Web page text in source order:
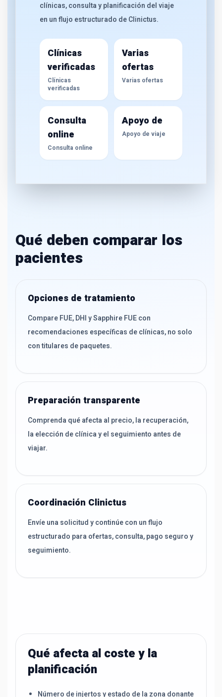
clínicas, consulta y planificación del viaje
en un flujo estructurado de Clinictus.
Clínicas
verificadas
Clínicas
verificadas
Varias
ofertas
Varias ofertas
Consulta
online
Consulta online
Apoyo de
Apoyo de viaje
Qué deben comparar los
pacientes
Opciones de tratamiento
Compare FUE, DHI y Sapphire FUE con
recomendaciones específicas de clínicas, no solo
con titulares de paquetes.
Preparación transparente
Comprenda qué afecta al precio, la recuperación,
la elección de clínica y el seguimiento antes de
viajar.
Coordinación Clinictus
Envíe una solicitud y continúe con un flujo
estructurado para ofertas, consulta, pago seguro y
seguimiento.
Qué afecta al coste y la
planificación
Número de injertos y estado de la zona donante